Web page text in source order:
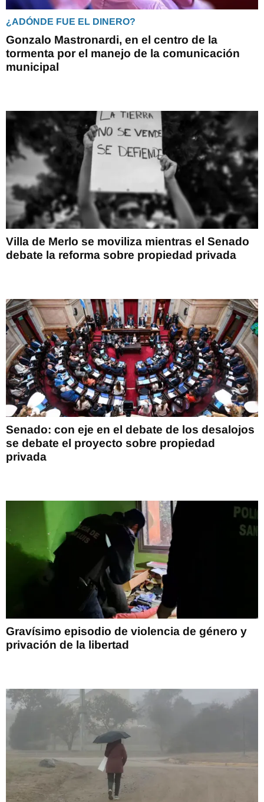
¿ADÓNDE FUE EL DINERO?
Gonzalo Mastronardi, en el centro de la
tormenta por el manejo de la comunicación
municipal
Villa de Merlo se moviliza mientras el Senado
debate la reforma sobre propiedad privada
Senado: con eje en el debate de los desalojos
se debate el proyecto sobre propiedad
privada
Gravísimo episodio de violencia de género y
privación de la libertad